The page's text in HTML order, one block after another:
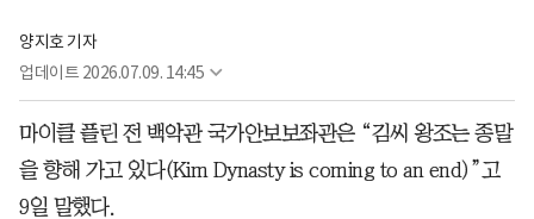
양지호 기자
업데이트 2026.07.09. 14:45
마이클 플린 전 백악관 국가안보보좌관은 “김씨 왕조는 종말
을 향해 가고 있다(Kim Dynasty is coming to an end)”고
9일 말했다.